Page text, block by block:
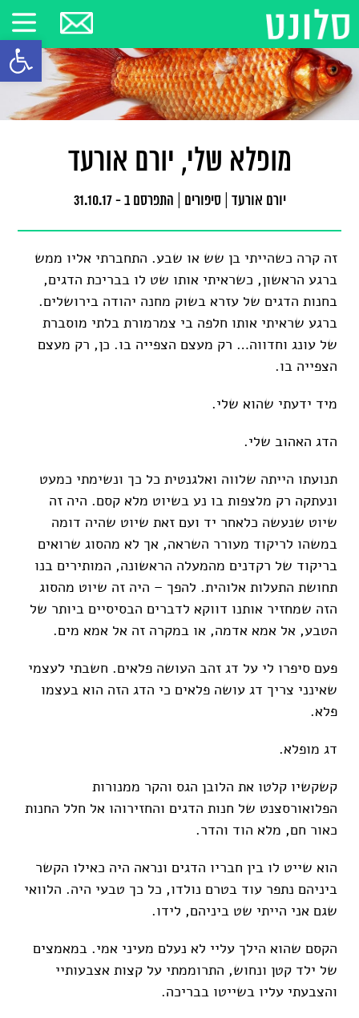
פתח
מופלא שלי, יורם אורעד
יורם אורעד סיפורים התפרסם ב - 31.10.17
זה קרה כשהייתי בן שש או שבע. התחברתי אליו ממש
ברגע הראשון, כשראיתי אותו שט לו בבריכת הדגים,
בחנות הדגים של עזרא בשוק מחנה יהודה בירושלים.
ברגע שראיתי אותו חלפה בי צמרמורת בלתי מוסברת
של עונג וחדווה… רק מעצם הצפייה בו. כן, רק מעצם
הצפייה בו.
מיד ידעתי שהוא שלי.
הדג האהוב שלי.
תנועתו הייתה שלווה ואלגנטית כל כך ונשימתי כמעט
ונעתקה רק מלצפות בו נע בשיוט מלא קסם. היה זה
שיוט שנעשה כלאחר יד ועם זאת שיוט שהיה דומה
במשהו לריקוד מעורר השראה, אך לא מהסוג שרואים
בריקוד של רקדנים מהמעלה הראשונה, המותירים בנו
תחושת התעלות אלוהית. להפך – היה זה שיוט מהסוג
הזה שמחזיר אותנו דווקא לדברים הבסיסיים ביותר של
הטבע, אל אמא אדמה, או במקרה זה אל אמא מים.
פעם סיפרו לי על דג זהב העושה פלאים. חשבתי לעצמי
שאינני צריך דג עושה פלאים כי הדג הזה הוא בעצמו
פלא.
דג מופלא.
קשקשיו קלטו את הלובן הגס והקר ממנורות
הפלואורסצנט של חנות הדגים והחזירוהו אל חלל החנות
כאור חם, מלא הוד והדר.
הוא שייט לו בין חבריו הדגים ונראה היה כאילו הקשר
ביניהם נתפר עוד בטרם נולדו, כל כך טבעי היה. הלוואי
שגם אני הייתי שט ביניהם, לידו.
הקסם שהוא הילך עליי לא נעלם מעיני אמי. במאמצים
של ילד קטן ונחוש, התרוממתי על קצות אצבעותיי
והצבעתי עליו בשייטו בבריכה.